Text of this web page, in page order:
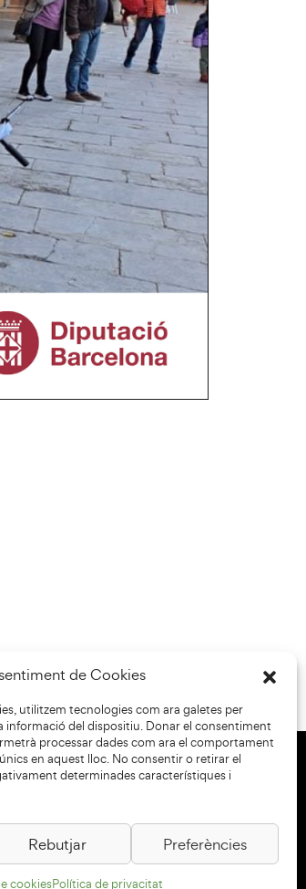
de Cookies
utilitzem tecnologies com ara galetes per
informació del dispositiu. Donar el consentiment
processar dades com ara el comportament
en aquest lloc. No consentir o retirar el
determinades característiques i
Rebutjar Preferències
cookiesPolítica de privacitat
Col·laboradors: